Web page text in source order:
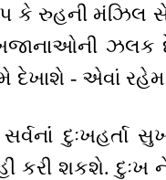
કે રુહની મંઝિલ
ખજાનાઓની
દેખાશે - એવાં
દુઃખહર્તા
કરી શકશે. દુઃખ